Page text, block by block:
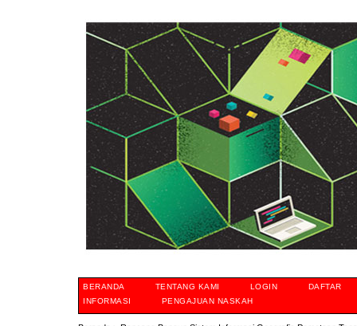
BERANDA TENTANG KAMI LOGIN
DAFTAR
INFORMASI
PENGAJUAN NASKAH